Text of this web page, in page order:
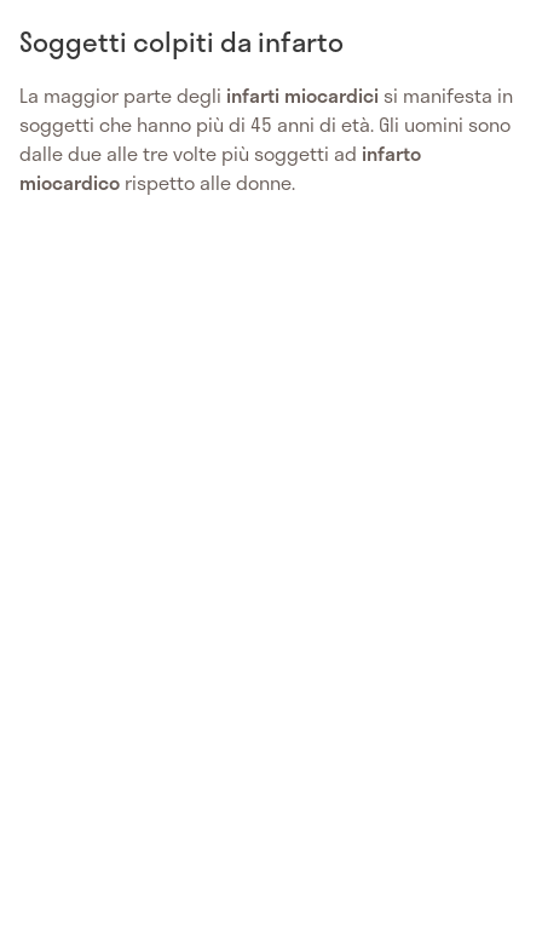
Soggetti colpiti da infarto
La maggior parte degli infarti miocardici si manifesta in
soggetti che hanno più di 45 anni di età. Gli uomini sono
dalle due alle tre volte più soggetti ad infarto
miocardico rispetto alle donne.